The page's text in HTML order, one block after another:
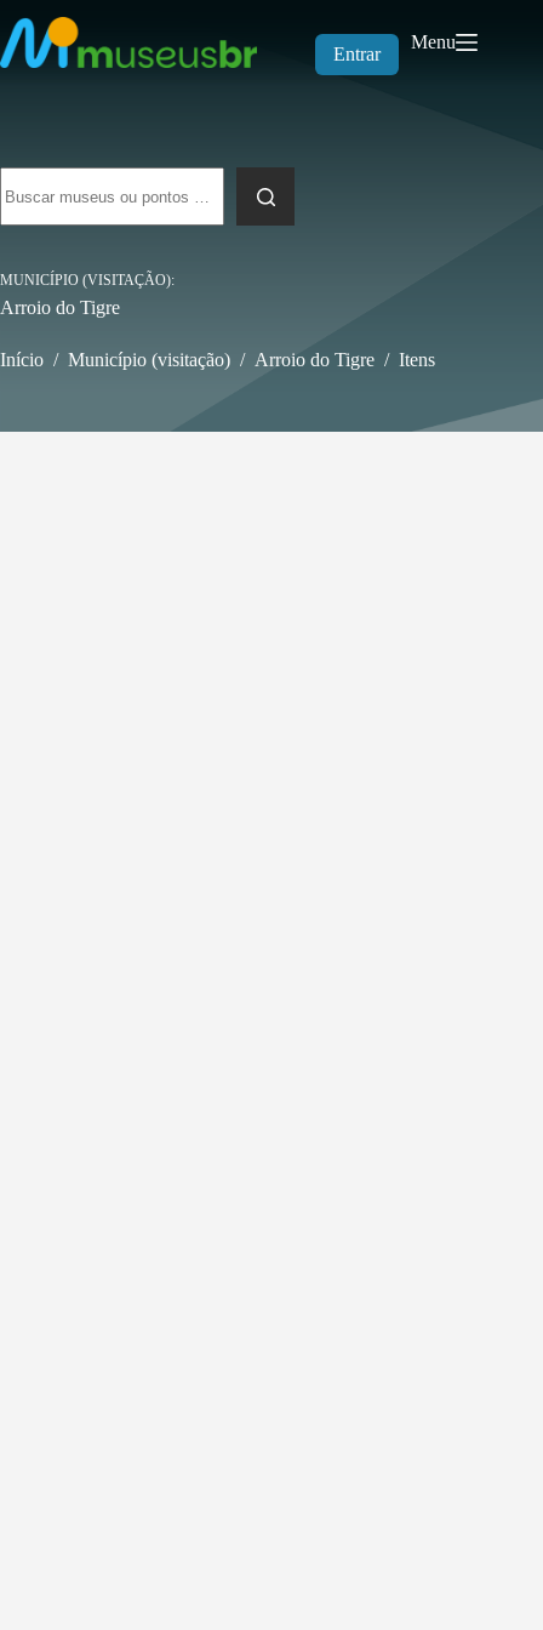
para
o
conteúdo
Entrar
Menu
resultados
MUNICÍPIO (VISITAÇÃO)
Arroio do Tigre
Início / Município (visitação) / Arroio do Tigre / Itens